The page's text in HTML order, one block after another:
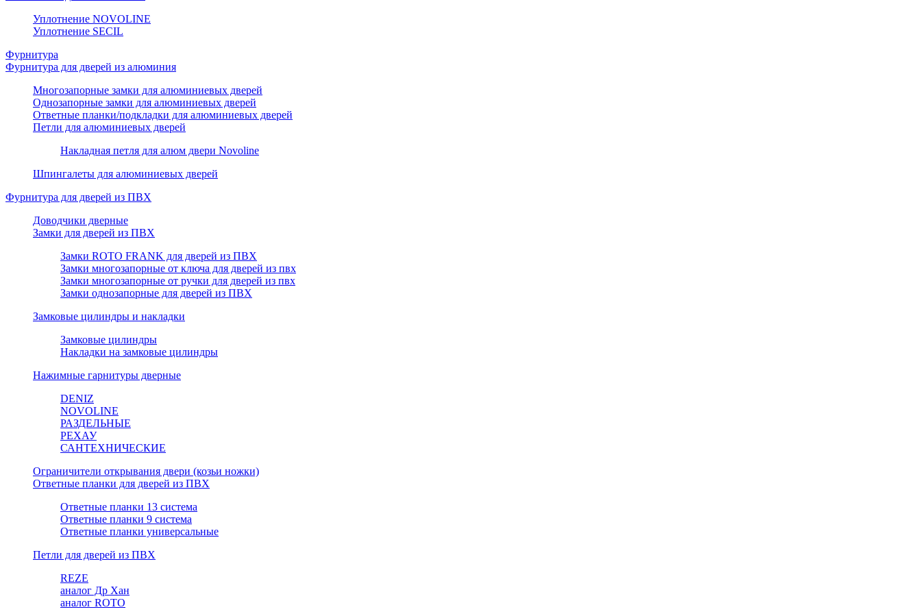
Уплотнение NOVOLINE
Уплотнение SECIL
Фурнитура
Фурнитура для дверей из алюминия
Многозапорные замки для алюминиевых дверей
Однозапорные замки для алюминиевых дверей
Ответные планки/подкладки для алюминиевых дверей
Петли для алюминиевых дверей
Накладная петля для алюм двери Novoline
Шпингалеты для алюминиевых дверей
Фурнитура для дверей из ПВХ
Доводчики дверные
Замки для дверей из ПВХ
Замки ROTO FRANK для дверей из ПВХ
Замки многозапорные от ключа для дверей из пвх
Замки многозапорные от ручки для дверей из пвх
Замки однозапорные для дверей из ПВХ
Замковые цилиндры и накладки
Замковые цилиндры
Накладки на замковые цилиндры
Нажимные гарнитуры дверные
DENIZ
NOVOLINE
РАЗДЕЛЬНЫЕ
РЕХАУ
САНТЕХНИЧЕСКИЕ
Ограничители открывания двери (козьи ножки)
Ответные планки для дверей из ПВХ
Ответные планки 13 система
Ответные планки 9 система
Ответные планки универсальные
Петли для дверей из ПВХ
REZE
аналог Др Хан
аналог ROTO